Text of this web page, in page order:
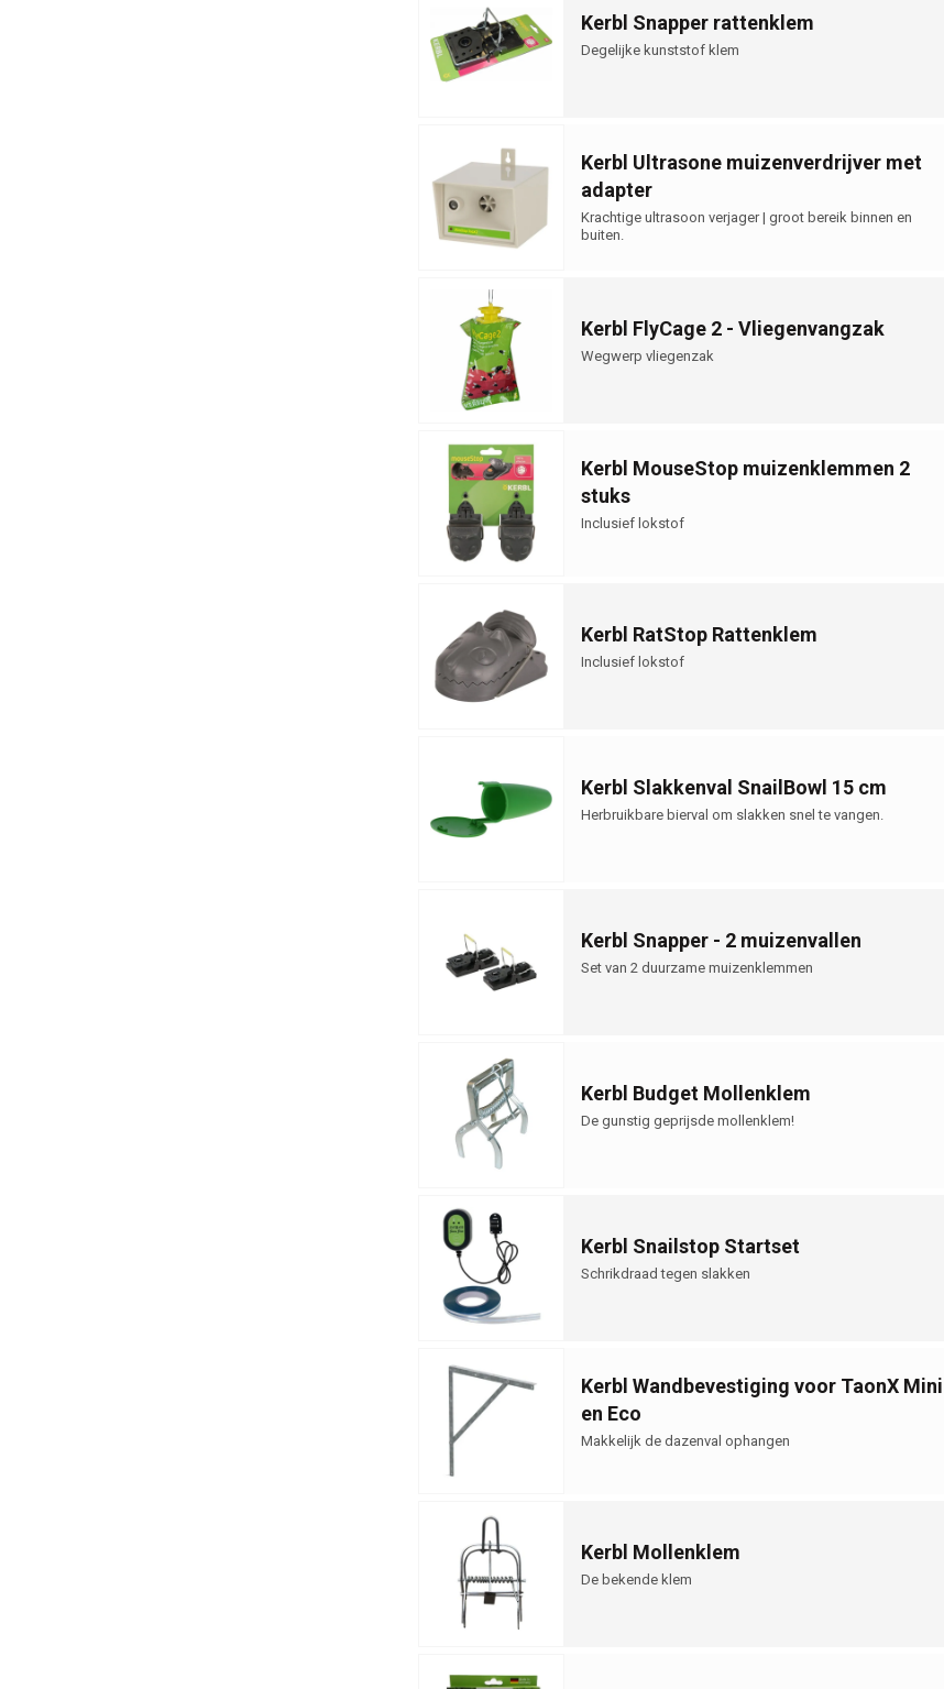
Kerbl Snapper rattenklem
Degelijke kunststof klem
Kerbl Ultrasone muizenverdrijver met
adapter
Krachtige ultrasoon verjager | groot bereik binnen en
buiten.
Kerbl FlyCage 2 - Vliegenvangzak
Wegwerp vliegenzak
Kerbl MouseStop muizenklemmen 2
stuks
Inclusief lokstof
Kerbl RatStop Rattenklem
Inclusief lokstof
Kerbl Slakkenval SnailBowl 15 cm
Herbruikbare bierval om slakken snel te vangen.
Kerbl Snapper - 2 muizenvallen
Set van 2 duurzame muizenklemmen
Kerbl Budget Mollenklem
De gunstig geprijsde mollenklem!
Kerbl Snailstop Startset
Schrikdraad tegen slakken
Kerbl Wandbevestiging voor TaonX Mini
en Eco
Makkelijk de dazenval ophangen
Kerbl Mollenklem
De bekende klem